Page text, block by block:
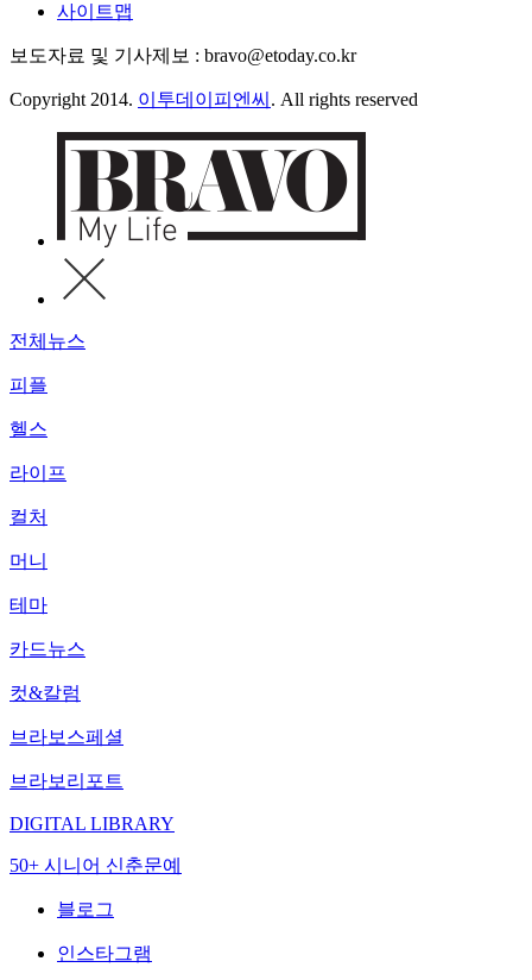
사이트맵
보도자료 및 기사제보 : bravo@etoday.co.kr
Copyright 2014. 이투데이피엔씨 . All rights reserved
전체뉴스
피플
헬스
라이프
컬처
머니
테마
카드뉴스
컷&칼럼
브라보스페셜
브라보리포트
DIGITAL LIBRARY
50+ 시니어 신춘문예
블로그
인스타그램